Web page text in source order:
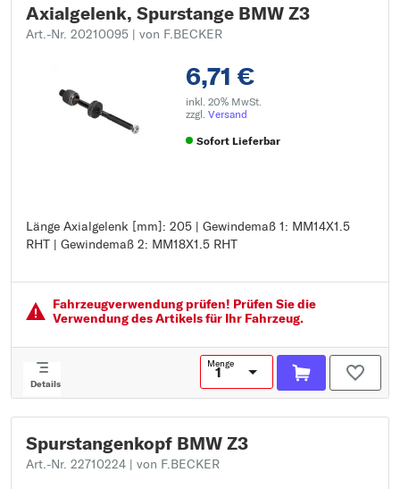
Axialgelenk, Spurstange BMW Z3
Art.-Nr. 20210095 | von F.BECKER
6,71 €
inkl. 20% MwSt.
zzgl. Versand
Sofort Lieferbar
Länge Axialgelenk [mm]: 205 | Gewindemaß 1: MM14X1.5
RHT | Gewindemaß 2: MM18X1.5 RHT
Länge Axialgelenk [mm]: 205
Gewindemaß 1: MM14X1.5 RHT
Fahrzeugver­wendung prüfen! Prüfen Sie die
Verwendung des Artikels für Ihr Fahrzeug.
Details
Menge
Spurstangenkopf BMW Z3
Art.-Nr. 22710224 | von F.BECKER